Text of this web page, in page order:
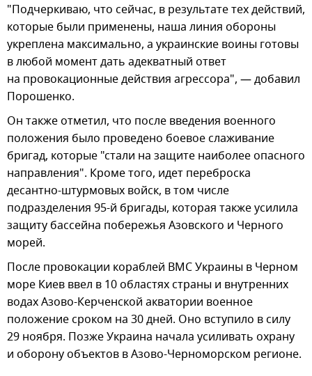
"Подчеркиваю, что сейчас, в результате тех действий,
которые были применены, наша линия обороны
укреплена максимально, а украинские воины готовы
в любой момент дать адекватный ответ
на провокационные действия агрессора", — добавил
Порошенко.
Он также отметил, что после введения военного
положения было проведено боевое слаживание
бригад, которые "стали на защите наиболее опасного
направления". Кроме того, идет переброска
десантно-штурмовых войск, в том числе
подразделения 95-й бригады, которая также усилила
защиту бассейна побережья Азовского и Черного
морей.
После провокации кораблей ВМС Украины в Черном
море Киев ввел в 10 областях страны и внутренних
водах Азово-Керченской акватории военное
положение сроком на 30 дней. Оно вступило в силу
29 ноября. Позже Украина начала усиливать охрану
и оборону объектов в Азово-Черноморском регионе.